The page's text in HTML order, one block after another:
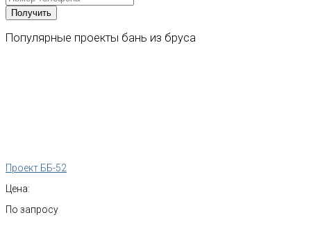
Популярные проекты бань из бруса
Проект ББ-52
Цена:
По запросу